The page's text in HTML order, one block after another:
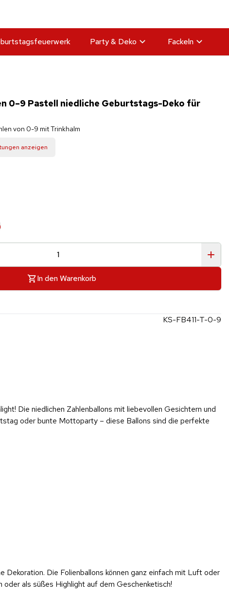
Party & Deko Fackeln
0–9 Pastell niedliche Geburtstags-Deko für
von 0-9 mit Trinkhalm
anzeigen
In den Warenkorb
KS-FB411-T-0-9
Die niedlichen Zahlenballons mit liebevollen Gesichtern und
oder bunte Mottoparty – diese Ballons sind die perfekte
Die Folienballons können ganz einfach mit Luft oder
als süßes Highlight auf dem Geschenketisch!